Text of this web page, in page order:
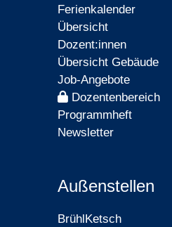
Ferienkalender
Übersicht
Dozent:innen
Übersicht Gebäude
Job-Angebote
Dozentenbereich
Programmheft
Newsletter
Außenstellen
BrühlKetsch